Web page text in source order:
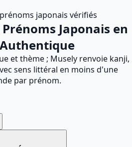
japonais vérifiés
Japonais en
et thème ; Musely renvoie kanji,
sens littéral en moins d'une
par prénom.